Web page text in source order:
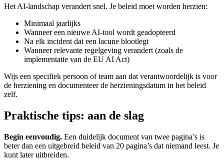
Het AI-landschap verandert snel. Je beleid moet worden herzien:
Minimaal jaarlijks
Wanneer een nieuwe AI-tool wordt geadopteerd
Na elk incident dat een lacune blootlegt
Wanneer relevante regelgeving verandert (zoals de
implementatie van de EU AI Act)
Wijs een specifiek persoon of team aan dat verantwoordelijk is voor
de herziening en documenteer de herzieningsdatum in het beleid
zelf.
Praktische tips: aan de slag
Begin eenvoudig. Een duidelijk document van twee pagina’s is
beter dan een uitgebreid beleid van 20 pagina’s dat niemand leest. Je
kunt later uitbreiden.